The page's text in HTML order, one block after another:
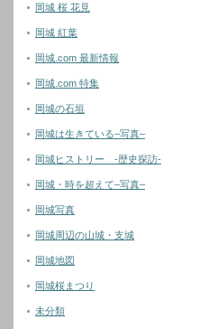
岡城 桜 花見
岡城 紅葉
岡城.com 最新情報
岡城.com 特集
岡城の石垣
岡城は生きている–写真–
岡城ヒストリー -歴史探訪-
岡城・時を超えて–写真–
岡城写真
岡城周辺の山城・支城
岡城地図
岡城桜まつり
未分類